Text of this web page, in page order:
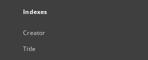
Indexes
Creator
Title